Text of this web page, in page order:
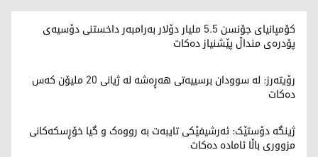
کۆمپانیای جۆنسن 5.5 ملیار دۆلار بەرامبەر داخستنی دۆسیەی
پۆدرەی منداڵ پێشنیاز دەکات
رۆیتەرز: لە سوودان برسییەتی هەڕەشە لە ژیانی 20 ملیۆن کەس
دەکات
ژینگە دۆستێک: ئەرشیفێکی تایبەت بە رووەک و گیا خۆڕسکەکانی
مزووری باڵا ئامادە دەکات